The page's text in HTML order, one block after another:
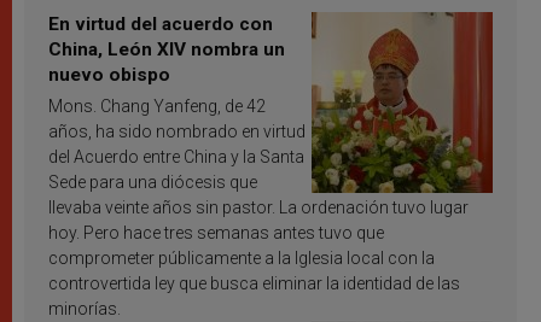
En virtud del acuerdo con
China, León XIV nombra un
nuevo obispo
Mons. Chang Yanfeng, de 42
años, ha sido nombrado en virtud
del Acuerdo entre China y la Santa
Sede para una diócesis que
llevaba veinte años sin pastor. La ordenación tuvo lugar
hoy. Pero hace tres semanas antes tuvo que
comprometer públicamente a la Iglesia local con la
controvertida ley que busca eliminar la identidad de las
minorías.